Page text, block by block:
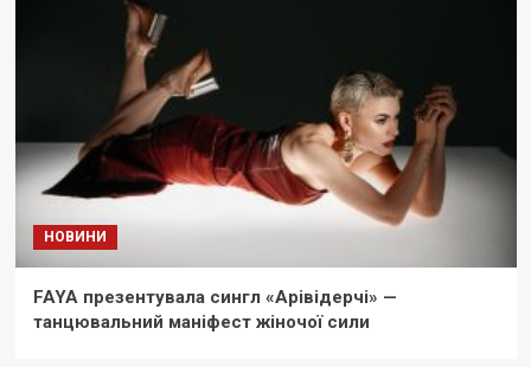
НОВИНИ
FAYA презентувала сингл «Арівідерчі» —
танцювальний маніфест жіночої сили